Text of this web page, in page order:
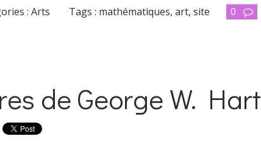
:Arts Tags : mathématiques,art,site 0
de George W. Hart